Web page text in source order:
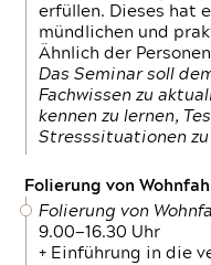
erfüllen. Dieses hat
mündlichen und
Ähnlich der
Das Seminar soll
Fachwissen zu
kennen zu lernen,
Stresssituationen
Folierung von
Folierung von
9.00—16.30 Uhr
+ Einführung in die